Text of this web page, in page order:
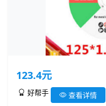
123.4元
好帮手 查看详情